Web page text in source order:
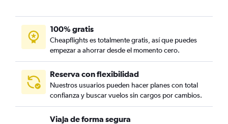
100% gratis
Cheapflights es totalmente gratis, así que puedes
empezar a ahorrar desde el momento cero.
Reserva con flexibilidad
Nuestros usuarios pueden hacer planes con total
confianza y buscar vuelos sin cargos por cambios.
Viaja de forma segura